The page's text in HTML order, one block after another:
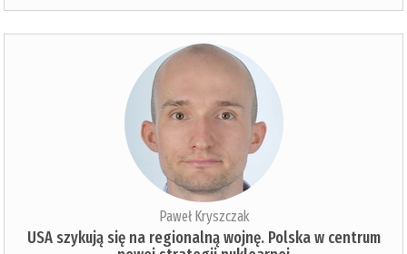
Paweł Kryszczak
USA szykują się na regionalną wojnę. Polska w centrum